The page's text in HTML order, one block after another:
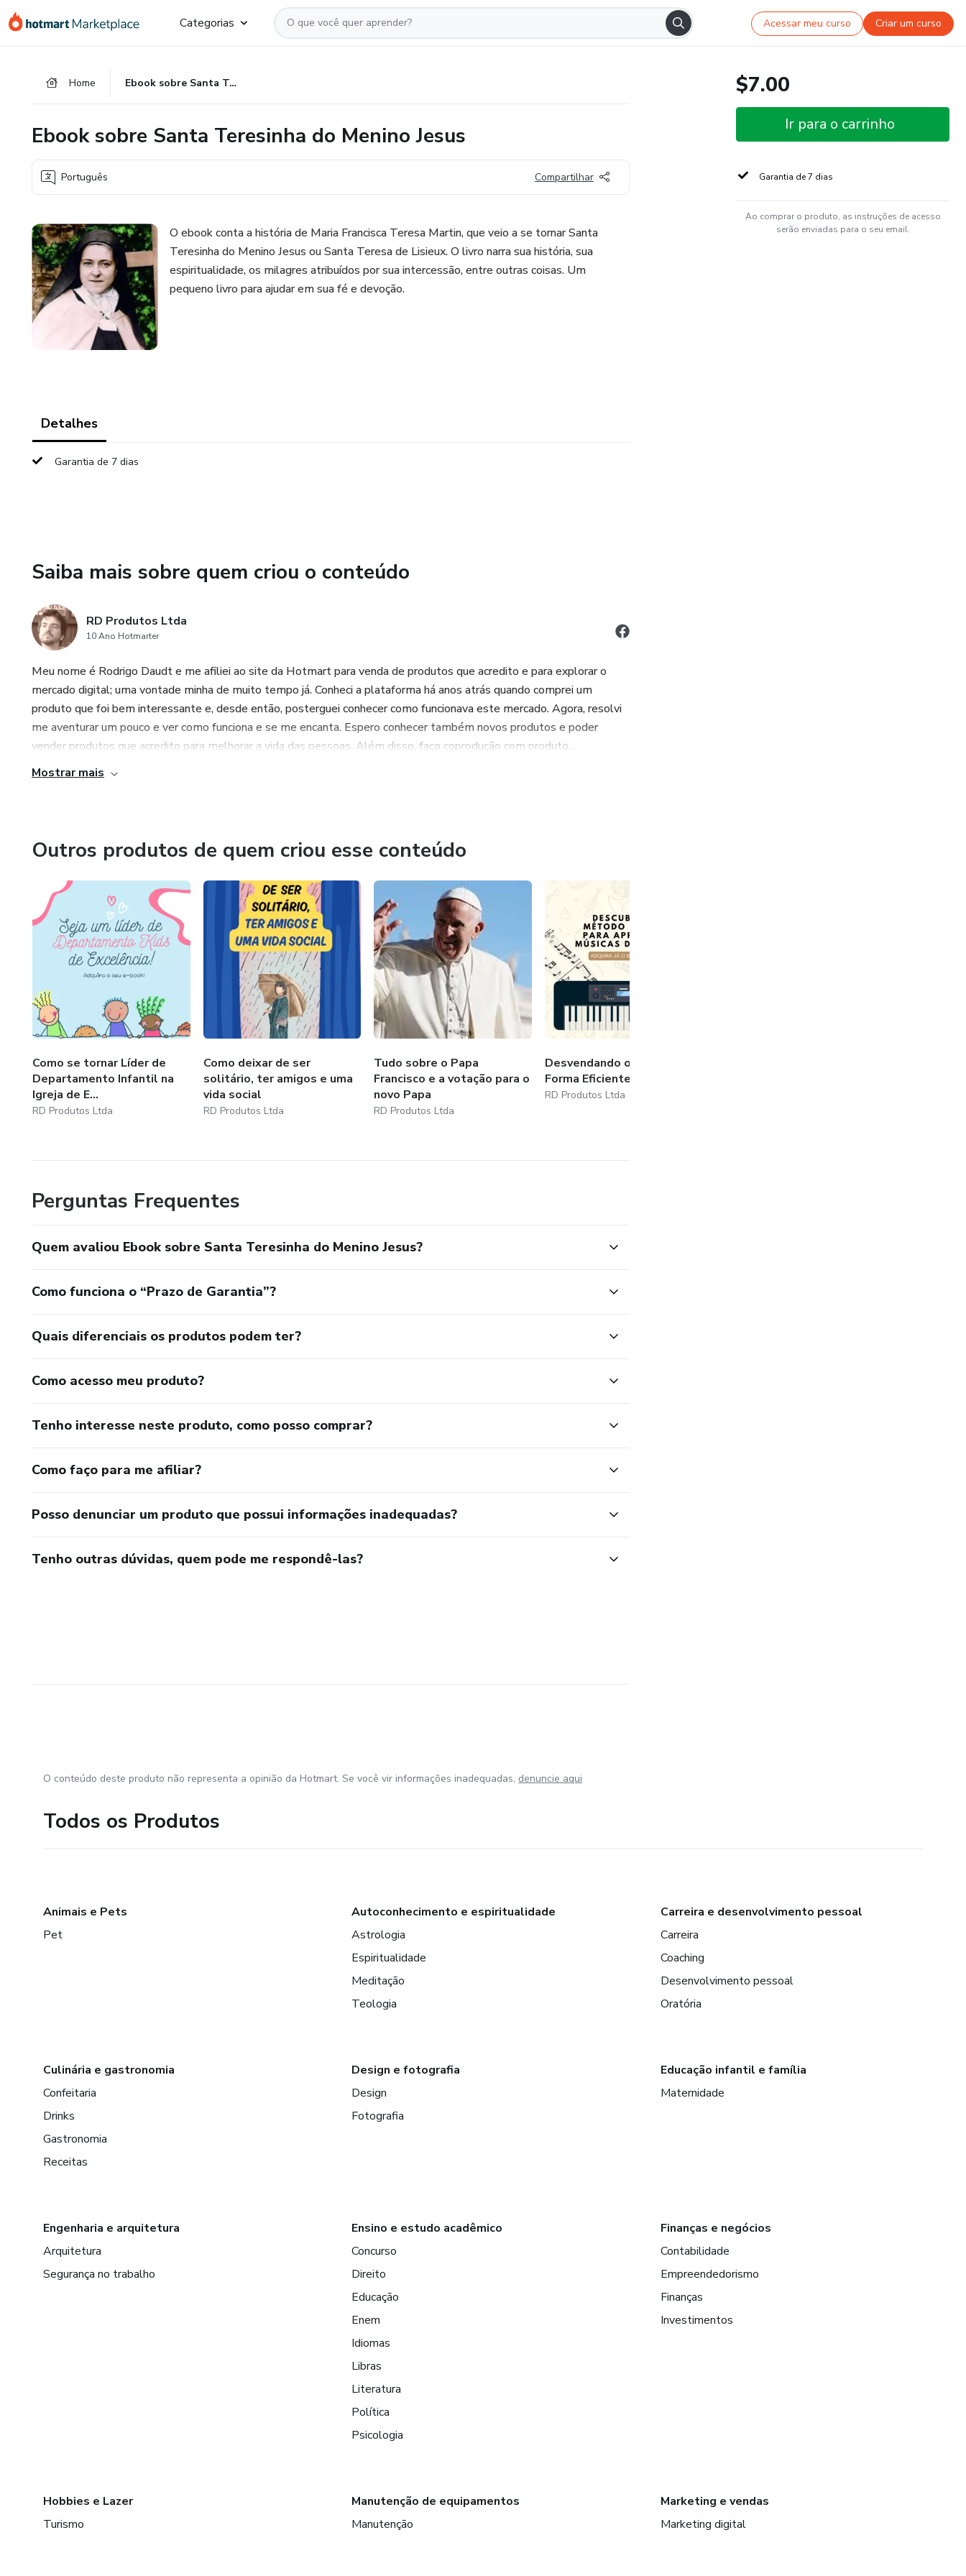
para
para
para
Categorias Acessar meu curso Criar um curso
Home Ebook sobre Santa Teresinha do Menino Jesus
Ebook sobre Santa Teresinha do Menino Jesus
Português Compartilhar
O ebook conta a história de Maria Francisca Teresa Martin, que veio a se tornar Santa
Teresinha do Menino Jesus ou Santa Teresa de Lisieux. O livro narra sua história, sua
espiritualidade, os milagres atribuídos por sua intercessão, entre outras coisas. Um
pequeno livro para ajudar em sua fé e devoção.
Detalhes
Garantia de 7 dias
Saiba mais sobre quem criou o conteúdo
RD Produtos Ltda
10 Ano Hotmarter
Meu nome é Rodrigo Daudt e me afiliei ao site da Hotmart para venda de produtos que acredito e para explorar o
mercado digital; uma vontade minha de muito tempo já. Conheci a plataforma há anos atrás quando comprei um
produto que foi bem interessante e, desde então, posterguei conhecer como funcionava este mercado. Agora, resolvi
me aventurar um pouco e ver como funciona e se me encanta. Espero conhecer também novos produtos e poder
vender produtos que acredito para melhorar a vida das pessoas. Além disso, faço coprodução com produto...
Mostrar mais
Outros produtos de quem criou esse conteúdo
Como se tornar Líder de
Departamento Infantil na
Igreja de E...
RD Produtos Ltda
Como deixar de ser
solitário, ter amigos e uma
vida social
RD Produtos Ltda
Tudo sobre o Papa
Francisco e a votação para o
novo Papa
RD Produtos Ltda
Desvendando o Teclado de
Forma Eficiente
RD Produtos Ltda
Perguntas Frequentes
Quem avaliou Ebook sobre Santa Teresinha do Menino Jesus?
Como funciona o “Prazo de Garantia”?
Quais diferenciais os produtos podem ter?
Como acesso meu produto?
Tenho interesse neste produto, como posso comprar?
Como faço para me afiliar?
Posso denunciar um produto que possui informações inadequadas?
Tenho outras dúvidas, quem pode me respondê-las?
$7.00
Ir para o carrinho
Garantia de 7 dias
Ao comprar o produto, as instruções de acesso
serão enviadas para o seu email.
O conteúdo deste produto não representa a opinião da Hotmart. Se você vir informações inadequadas, denuncie aqui
Todos os Produtos
Animais e Pets
Pet
Autoconhecimento e espiritualidade
Astrologia
Espiritualidade
Meditação
Teologia
Carreira e desenvolvimento pessoal
Carreira
Coaching
Desenvolvimento pessoal
Oratória
Culinária e gastronomia
Confeitaria
Drinks
Gastronomia
Receitas
Design e fotografia
Design
Fotografia
Educação infantil e família
Maternidade
Engenharia e arquitetura
Arquitetura
Segurança no trabalho
Ensino e estudo acadêmico
Concurso
Direito
Educação
Enem
Idiomas
Libras
Literatura
Política
Psicologia
Finanças e negócios
Contabilidade
Empreendedorismo
Finanças
Investimentos
Hobbies e Lazer
Turismo
Manutenção de equipamentos
Manutenção
Marketing e vendas
Marketing digital